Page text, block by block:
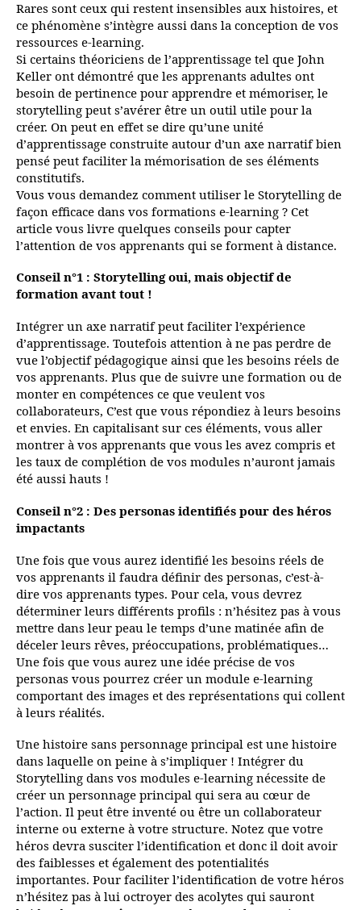
Rares sont ceux qui restent insensibles aux histoires, et
ce phénomène s’intègre aussi dans la conception de vos
ressources e-learning.
Si certains théoriciens de l’apprentissage tel que John
Keller ont démontré que les apprenants adultes ont
besoin de pertinence pour apprendre et mémoriser, le
storytelling peut s’avérer être un outil utile pour la
créer. On peut en effet se dire qu’une unité
d’apprentissage construite autour d’un axe narratif bien
pensé peut faciliter la mémorisation de ses éléments
constitutifs.
Vous vous demandez comment utiliser le Storytelling de
façon efficace dans vos formations e-learning ? Cet
article vous livre quelques conseils pour capter
l’attention de vos apprenants qui se forment à distance.
Conseil n°1 : Storytelling oui, mais objectif de
formation avant tout !
Intégrer un axe narratif peut faciliter l’expérience
d’apprentissage. Toutefois attention à ne pas perdre de
vue l’objectif pédagogique ainsi que les besoins réels de
vos apprenants. Plus que de suivre une formation ou de
monter en compétences ce que veulent vos
collaborateurs, C’est que vous répondiez à leurs besoins
et envies. En capitalisant sur ces éléments, vous aller
montrer à vos apprenants que vous les avez compris et
les taux de complétion de vos modules n’auront jamais
été aussi hauts !
Conseil n°2 : Des personas identifiés pour des héros
impactants
Une fois que vous aurez identifié les besoins réels de
vos apprenants il faudra définir des personas, c’est-à-
dire vos apprenants types. Pour cela, vous devrez
déterminer leurs différents profils : n’hésitez pas à vous
mettre dans leur peau le temps d’une matinée afin de
déceler leurs rêves, préoccupations, problématiques…
Une fois que vous aurez une idée précise de vos
personas vous pourrez créer un module e-learning
comportant des images et des représentations qui collent
à leurs réalités.
Une histoire sans personnage principal est une histoire
dans laquelle on peine à s’impliquer ! Intégrer du
Storytelling dans vos modules e-learning nécessite de
créer un personnage principal qui sera au cœur de
l’action. Il peut être inventé ou être un collaborateur
interne ou externe à votre structure. Notez que votre
héros devra susciter l’identification et donc il doit avoir
des faiblesses et également des potentialités
importantes. Pour faciliter l’identification de votre héros
n’hésitez pas à lui octroyer des acolytes qui sauront